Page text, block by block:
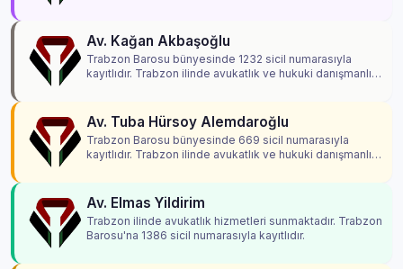
Av. Kağan Akbaşoğlu
Trabzon Barosu bünyesinde 1232 sicil numarasıyla
kayıtlıdır. Trabzon ilinde avukatlık ve hukuki danışmanlık
Av. Tuba Hürsoy Alemdaroğlu
Trabzon Barosu bünyesinde 669 sicil numarasıyla
kayıtlıdır. Trabzon ilinde avukatlık ve hukuki danışmanlık
Av. Elmas Yildirim
Trabzon ilinde avukatlık hizmetleri sunmaktadır. Trabzon
Barosu'na 1386 sicil numarasıyla kayıtlıdır.